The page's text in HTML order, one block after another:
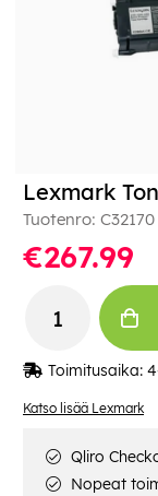
Katso lisää Lexmark
Lexmark
Tuotenro: C32170
€267.99
Toimitusaika:
Qliro
Nopeat